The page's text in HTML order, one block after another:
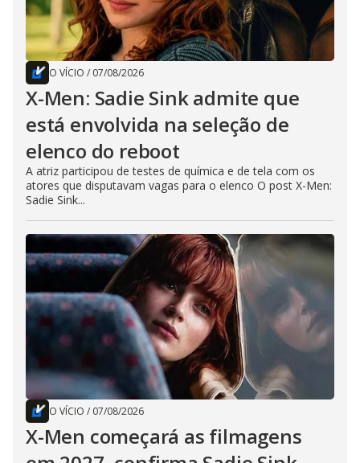
O VÍCIO / 07/08/2026
X-Men: Sadie Sink admite que
está envolvida na seleção de
elenco do reboot
A atriz participou de testes de química e de tela com os
atores que disputavam vagas para o elenco O post X-Men:
Sadie Sink...
O VÍCIO / 07/08/2026
X-Men começará as filmagens